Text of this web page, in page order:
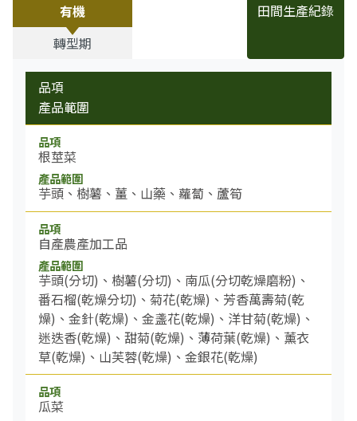
有機
轉型期
田間生產紀錄
品項
產品範圍
根莖菜
芋頭、樹薯、薑、山藥、蘿蔔、蘆筍
自產農產加工品
芋頭(分切)、樹薯(分切)、南瓜(分切乾燥磨粉)、
番石榴(乾燥分切)、菊花(乾燥)、芳香萬壽菊(乾
燥)、金針(乾燥)、金盞花(乾燥)、洋甘菊(乾燥)、
迷迭香(乾燥)、甜菊(乾燥)、薄荷葉(乾燥)、薰衣
草(乾燥)、山芙蓉(乾燥)、金銀花(乾燥)
瓜菜